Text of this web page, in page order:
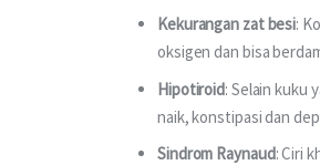
Kekurangan zat besi:
oksigen dan bisa
Hipotiroid: Selain kuku
naik, konstipasi dan
Sindrom Raynaud: Ciri